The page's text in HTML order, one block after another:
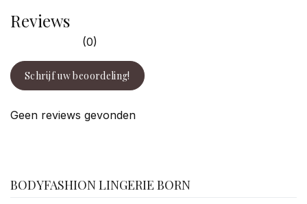
Reviews
(0)
Schrijf uw beoordeling!
Geen reviews gevonden
BODYFASHION LINGERIE BORN